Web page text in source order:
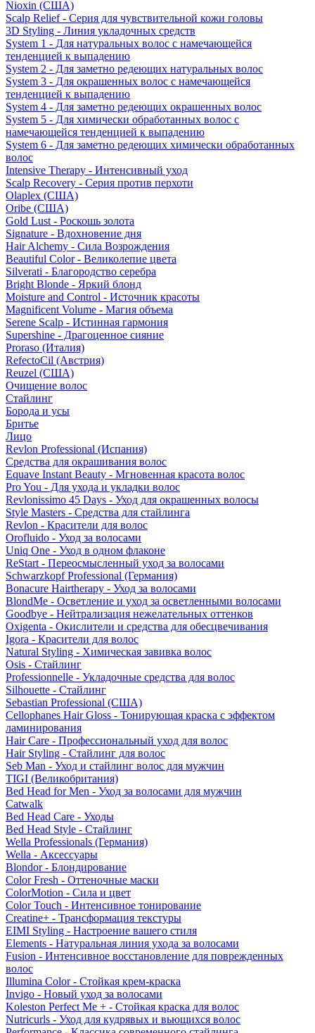
Nioxin (США)
Scalp Relief - Серия для чувствительной кожи головы
3D Styling - Линия укладочных средств
System 1 - Для натуральных волос с намечающейся
тенденцией к выпадению
System 2 - Для заметно редеющих натуральных волос
System 3 - Для окрашенных волос с намечающейся
тенденцией к выпадению
System 4 - Для заметно редеющих окрашенных волос
System 5 - Для химически обработанных волос с
намечающейся тенденцией к выпадению
System 6 - Для заметно редеющих химически обработанных
волос
Intensive Therapy - Интенсивный уход
Scalp Recovery - Серия против перхоти
Olaplex (США)
Oribe (США)
Gold Lust - Роскошь золота
Signature - Вдохновение дня
Hair Alchemy - Сила Возрождения
Beautiful Color - Великолепие цвета
Silverati - Благородство серебра
Bright Blonde - Яркий блонд
Moisture and Control - Источник красоты
Magnificent Volume - Магия объема
Serene Scalp - Истинная гармония
Supershine - Драгоценное сияние
Proraso (Италия)
RefectoCil (Австрия)
Reuzel (США)
Очищение волос
Стайлинг
Борода и усы
Бритье
Лицо
Revlon Professional (Испания)
Средства для окрашивания волос
Equave Instant Beauty - Мгновенная красота волос
Pro You - Для ухода и укладки волос
Revlonissimo 45 Days - Уход для окрашенных волосы
Style Masters - Средства для стайлинга
Revlon - Красители для волос
Orofluido - Уход за волосами
Uniq One - Уход в одном флаконе
ReStart - Переосмысленный уход за волосами
Schwarzkopf Professional (Германия)
Bonacure Hairtherapy - Уход за волосами
BlondMe - Осветление и уход за осветленными волосами
Goodbye - Нейтрализация нежелательных оттенков
Oxigenta - Окислители и средства для обесцвечивания
Igora - Красители для волос
Natural Styling - Химическая завивка волос
Osis - Стайлинг
Professionnelle - Укладочные средства для волос
Silhouette - Стайлинг
Sebastian Professional (США)
Cellophanes Hair Gloss - Тонирующая краска с эффектом
ламинирования
Hair Care - Профессиональный уход для волос
Hair Styling - Стайлинг для волос
Seb Man - Уход и стайлинг волос для мужчин
TIGI (Великобритания)
Bed Head for Men - Уход за волосами для мужчин
Catwalk
Bed Head Care - Уходы
Bed Head Style - Стайлинг
Wella Professionals (Германия)
Wella - Аксессуары
Blondor - Блондирование
Color Fresh - Оттеночные маски
ColorMotion - Сила и цвет
Color Touch - Интенсивное тонирование
Creatine+ - Трансформация текстуры
EIMI Styling - Настроение вашего стиля
Elements - Натуральная линия ухода за волосами
Fusion - Интенсивное восстановление для поврежденных
волос
Illumina Color - Стойкая крем-краска
Invigo - Новый уход за волосами
Koleston Perfect Me + - Стойкая краска для волос
Nutricurls - Уход для кудрявых и вьющихся волос